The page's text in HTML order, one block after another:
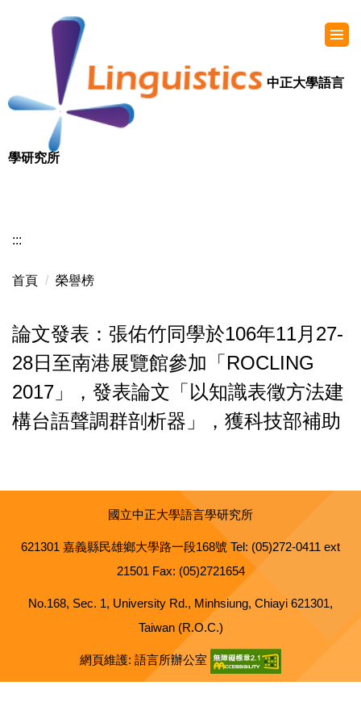
中正大學語言
學研究所
:::
首頁 榮譽榜
論文發表：張佑竹同學於106年11月27-
28日至南港展覽館參加「ROCLING
2017」，發表論文「以知識表徵方法建
構台語聲調群剖析器」，獲科技部補助
國立中正大學語言學研究所
621301 嘉義縣民雄鄉大學路一段168號 Tel: (05)272-0411 ext
21501 Fax: (05)2721654
No.168, Sec. 1, University Rd., Minhsiung, Chiayi 621301,
Taiwan (R.O.C.)
網頁維護: 語言所辦公室